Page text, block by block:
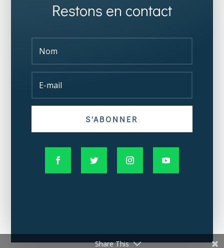
Restons en contact
S'ABONNER
Share This